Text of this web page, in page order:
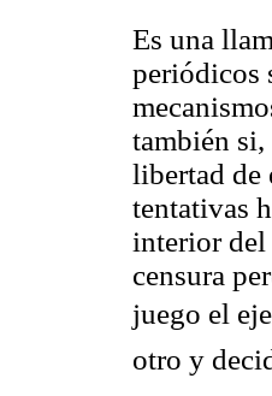
Es una
periódicos
también si,
libertad de
tentativas
interior del
censura
juego el
otro y